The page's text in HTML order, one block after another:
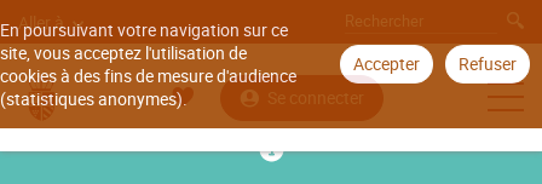
En poursuivant votre navigation sur ce
site, vous acceptez l'utilisation de
cookies à des fins de mesure d'audience
(statistiques anonymes).
Accepter Refuser
Aller à
Se connecter